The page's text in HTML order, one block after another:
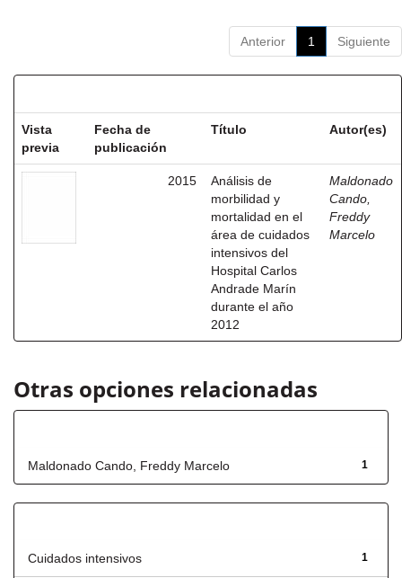
Anterior 1 Siguiente
Vista
previa
Fecha de
publicación
Título Autor(es)
2015
Análisis de
morbilidad y
mortalidad en el
área de cuidados
intensivos del
Hospital Carlos
Andrade Marín
durante el año
2012
Maldonado
Cando,
Freddy
Marcelo
Otras opciones relacionadas
1
Maldonado Cando, Freddy Marcelo
1
Cuidados intensivos